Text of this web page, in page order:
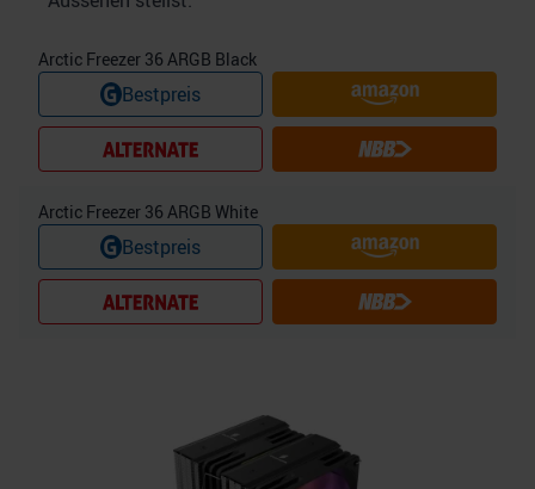
Arctic Freezer 36 ARGB Black
Bestpreis
Arctic Freezer 36 ARGB White
Bestpreis